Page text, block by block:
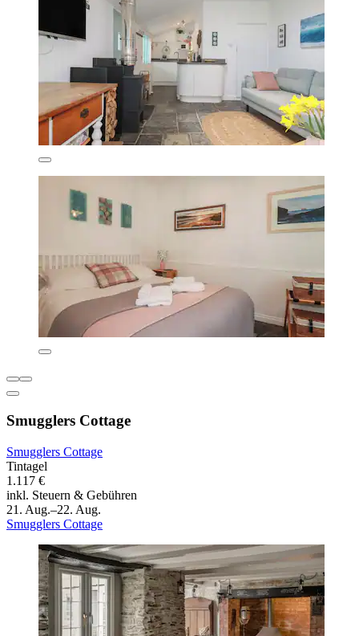
Smugglers Cottage
Smugglers Cottage
Tintagel
1.117 €
inkl. Steuern & Gebühren
21. Aug.–22. Aug.
Smugglers Cottage